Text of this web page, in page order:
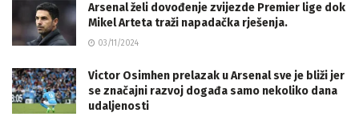
Arsenal želi dovođenje zvijezde Premier lige dok
Mikel Arteta traži napadačka rješenja.
03/11/2024
Victor Osimhen prelazak u Arsenal sve je bliži jer
se značajni razvoj događa samo nekoliko dana
udaljenosti